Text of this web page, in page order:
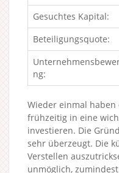
Gesuchtes Kapital:
Beteiligungsquote:
ng:
Wieder einmal haben
frühzeitig in eine
investieren. Die
sehr überzeugt. Die
Verstellen
unmöglich,